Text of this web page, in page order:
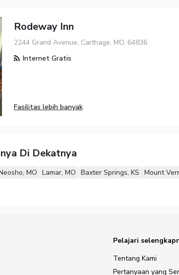
Rodeway Inn
2244 Grand Avenue, Carthage, MO, 64836
Internet Gratis
Fasilitas lebih banyak
Di Dekatnya
MO Lamar, MO Baxter Springs, KS Mount
Pelajari
Tentang Kami
Pertanyaan yang